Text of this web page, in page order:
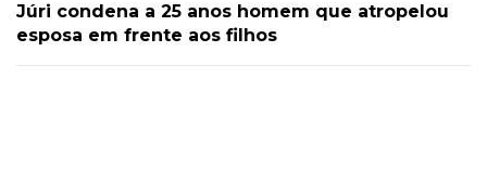
Júri condena a 25 anos homem que atropelou
esposa em frente aos filhos